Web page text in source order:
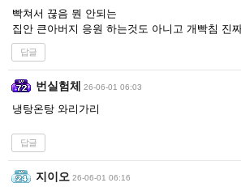
빡쳐서 끊음 뭔 안되는
집안 큰아버지 응원 하는것도 아니고 개빡침 진
답글
번실험체 26-06-01 06:03
냉탕온탕 와리가리
답글
지이오 26-06-01 06:16